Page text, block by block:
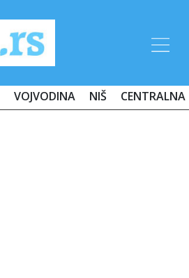
VOJVODINA NIŠ CENTRALNA